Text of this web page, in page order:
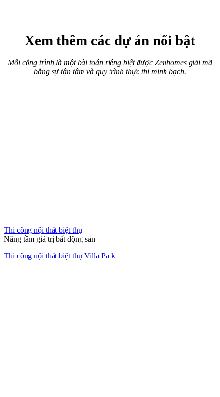
Xem thêm các dự án nổi bật
Mỗi công trình là một bài toán riêng biệt được Zenhomes giải mã
bằng sự tận tâm và quy trình thực thi minh bạch.
Thi công nội thất biệt thự
Nâng tầm giá trị bất động sản
Thi công nội thất biệt thự Villa Park